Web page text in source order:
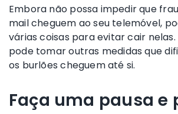
Embora não possa impedir que
mail cheguem ao seu telemóvel,
várias coisas para evitar cair nelas.
pode tomar outras medidas que
os burlões cheguem até si.
Faça uma pausa e